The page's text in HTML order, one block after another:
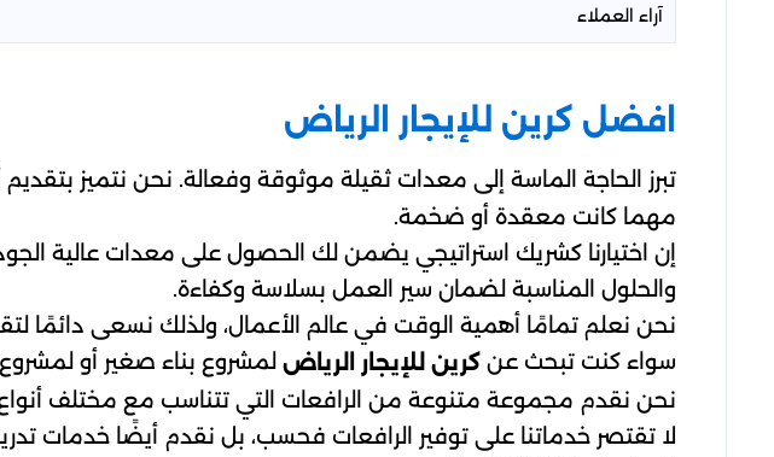
آراء العملاء
افضل كرين للإيجار الرياض
تبرز الحاجة الماسة إلى معدات ثقيلة موثوقة وفعالة. نحن نتميز
مهما كانت معقدة أو ضخمة.
إن اختيارنا كشريك استراتيجي يضمن لك الحصول على معدات عالية
والحلول المناسبة لضمان سير العمل بسلاسة وكفاءة.
نحن نعلم تمامًا أهمية الوقت في عالم الأعمال، ولذلك نسعى دائمًا
سواء كنت تبحث عن كرين للإيجار الرياض لمشروع بناء صغير أو لمشروع
نحن نقدم مجموعة متنوعة من الرافعات التي تتناسب مع مختلف أنواع
لا تقتصر خدماتنا على توفير الرافعات فحسب، بل نقدم أيضًا خدمات